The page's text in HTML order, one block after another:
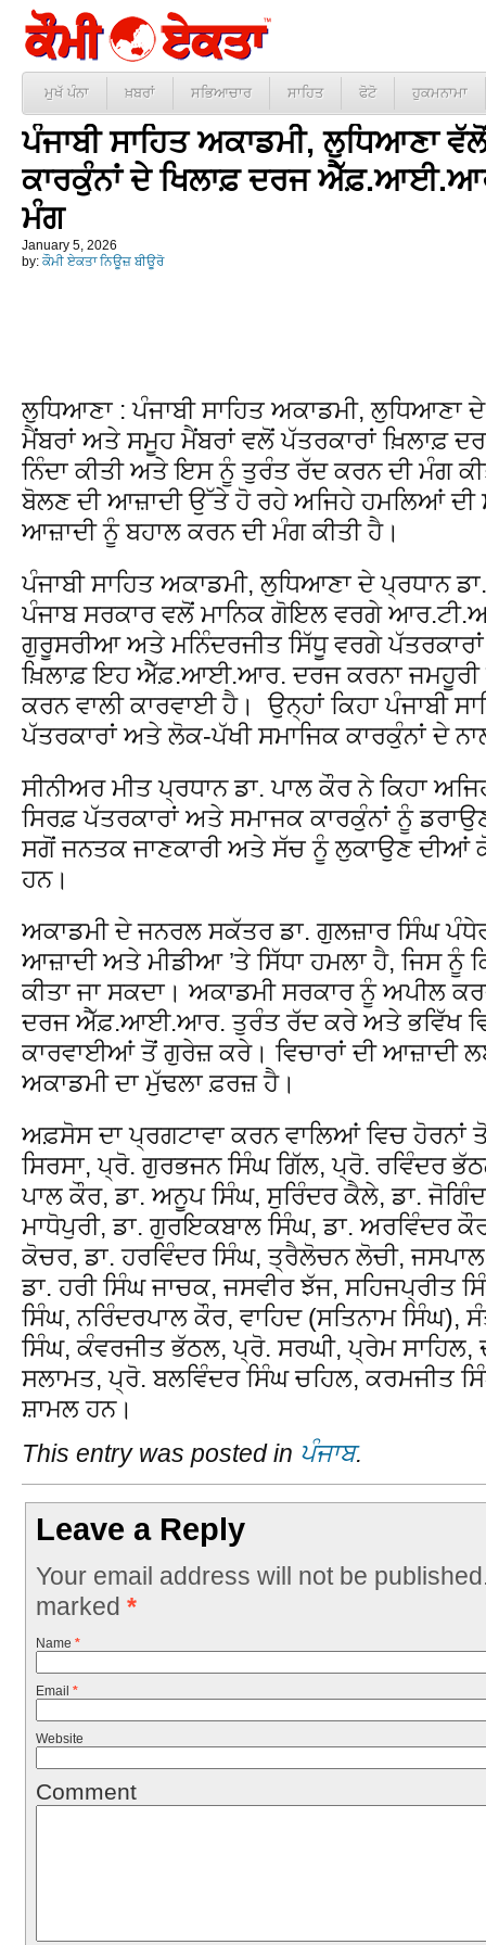
ਮੁਖੱ ਪੰਨਾ ਖ਼ਬਰਾਂ ਸਭਿਆਚਾਰ ਸਾਹਿਤ ਫੋਟੋ ਹੁਕਮਨਾਮਾ
ਪੰਜਾਬੀ ਸਾਹਿਤ ਅਕਾਡਮੀ, ਲੁਧਿਆਣਾ
ਕਾਰਕੁੰਨਾਂ ਦੇ ਖਿਲਾਫ਼ ਦਰਜ
ਮੰਗ
January 5, 2026
by: ਕੌਮੀ ਏਕਤਾ ਨਿਊਜ਼ ਬੀਊਰੋ
ਲੁਧਿਆਣਾ : ਪੰਜਾਬੀ ਸਾਹਿਤ ਅਕਾਡਮੀ, ਲੁਧਿਆਣਾ
ਮੈਂਬਰਾਂ ਅਤੇ ਸਮੂਹ ਮੈਂਬਰਾਂ ਵਲੋਂ ਪੱਤਰਕਾਰਾਂ
ਨਿੰਦਾ ਕੀਤੀ ਅਤੇ ਇਸ ਨੂੰ ਤੁਰੰਤ ਰੱਦ ਕਰਨ ਦੀ ਮੰਗ
ਬੋਲਣ ਦੀ ਆਜ਼ਾਦੀ ਉੱਤੇ ਹੋ ਰਹੇ ਅਜਿਹੇ ਹਮਲਿਆਂ ਦੀ
ਆਜ਼ਾਦੀ ਨੂੰ ਬਹਾਲ ਕਰਨ ਦੀ ਮੰਗ ਕੀਤੀ ਹੈ।
ਪੰਜਾਬੀ ਸਾਹਿਤ ਅਕਾਡਮੀ, ਲੁਧਿਆਣਾ ਦੇ ਪ੍ਰਧਾਨ
ਪੰਜਾਬ ਸਰਕਾਰ ਵਲੋਂ ਮਾਨਿਕ ਗੋਇਲ ਵਰਗੇ
ਗੁਰੂਸਰੀਆ ਅਤੇ ਮਨਿੰਦਰਜੀਤ ਸਿੱਧੂ ਵਰਗੇ
ਖ਼ਿਲਾਫ਼ ਇਹ ਐੱਫ਼.ਆਈ.ਆਰ. ਦਰਜ ਕਰਨਾ ਜਮਹੂਰੀ
ਕਰਨ ਵਾਲੀ ਕਾਰਵਾਈ ਹੈ। ਉਨ੍ਹਾਂ ਕਿਹਾ ਪੰਜਾਬੀ
ਪੱਤਰਕਾਰਾਂ ਅਤੇ ਲੋਕ-ਪੱਖੀ ਸਮਾਜਿਕ ਕਾਰਕੁੰਨਾਂ ਦੇ
ਸੀਨੀਅਰ ਮੀਤ ਪ੍ਰਧਾਨ ਡਾ. ਪਾਲ ਕੌਰ ਨੇ ਕਿਹਾ
ਸਿਰਫ਼ ਪੱਤਰਕਾਰਾਂ ਅਤੇ ਸਮਾਜਕ ਕਾਰਕੁੰਨਾਂ ਨੂੰ
ਸਗੋਂ ਜਨਤਕ ਜਾਣਕਾਰੀ ਅਤੇ ਸੱਚ ਨੂੰ ਲੁਕਾਉਣ ਦੀਆਂ
ਹਨ।
ਅਕਾਡਮੀ ਦੇ ਜਨਰਲ ਸਕੱਤਰ ਡਾ. ਗੁਲਜ਼ਾਰ ਸਿੰਘ
ਆਜ਼ਾਦੀ ਅਤੇ ਮੀਡੀਆ ’ਤੇ ਸਿੱਧਾ ਹਮਲਾ ਹੈ, ਜਿਸ ਨੂੰ
ਕੀਤਾ ਜਾ ਸਕਦਾ। ਅਕਾਡਮੀ ਸਰਕਾਰ ਨੂੰ ਅਪੀਲ
ਦਰਜ ਐੱਫ਼.ਆਈ.ਆਰ. ਤੁਰੰਤ ਰੱਦ ਕਰੇ ਅਤੇ ਭਵਿੱਖ
ਕਾਰਵਾਈਆਂ ਤੋਂ ਗੁਰੇਜ਼ ਕਰੇ। ਵਿਚਾਰਾਂ ਦੀ ਆਜ਼ਾਦੀ
ਅਕਾਡਮੀ ਦਾ ਮੁੱਢਲਾ ਫ਼ਰਜ਼ ਹੈ।
ਅਫ਼ਸੋਸ ਦਾ ਪ੍ਰਗਟਾਵਾ ਕਰਨ ਵਾਲਿਆਂ ਵਿਚ ਹੋਰਨਾਂ
ਸਿਰਸਾ, ਪ੍ਰੋ. ਗੁਰਭਜਨ ਸਿੰਘ ਗਿੱਲ, ਪ੍ਰੋ. ਰਵਿੰਦਰ
ਪਾਲ ਕੌਰ, ਡਾ. ਅਨੂਪ ਸਿੰਘ, ਸੁਰਿੰਦਰ ਕੈਲੇ, ਡਾ.
ਮਾਧੋਪੁਰੀ, ਡਾ. ਗੁਰਇਕਬਾਲ ਸਿੰਘ, ਡਾ. ਅਰਵਿੰਦਰ
ਕੋਚਰ, ਡਾ. ਹਰਵਿੰਦਰ ਸਿੰਘ, ਤ੍ਰੈਲੋਚਨ ਲੋਚੀ,
ਡਾ. ਹਰੀ ਸਿੰਘ ਜਾਚਕ, ਜਸਵੀਰ ਝੱਜ, ਸਹਿਜਪ੍ਰੀਤ
ਸਿੰਘ, ਨਰਿੰਦਰਪਾਲ ਕੌਰ, ਵਾਹਿਦ (ਸਤਿਨਾਮ ਸਿੰਘ),
ਸਿੰਘ, ਕੰਵਰਜੀਤ ਭੱਠਲ, ਪ੍ਰੋ. ਸਰਘੀ, ਪ੍ਰੇਮ ਸਾਹਿਲ,
ਸਲਾਮਤ, ਪ੍ਰੋ. ਬਲਵਿੰਦਰ ਸਿੰਘ ਚਹਿਲ, ਕਰਮਜੀਤ
ਸ਼ਾਮਲ ਹਨ।
This entry was posted in ਪੰਜਾਬ.
Leave a Reply
Your email address will not be
marked *
Name *
Email *
Website
Comment